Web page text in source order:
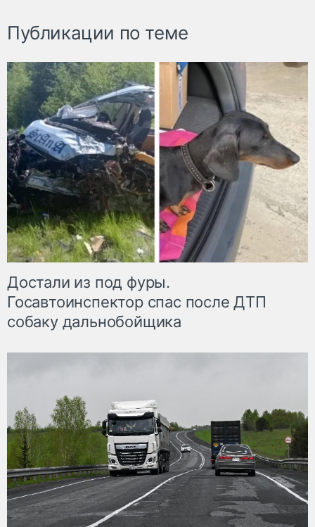
Публикации по теме
Достали из под фуры.
Госавтоинспектор спас после ДТП
собаку дальнобойщика